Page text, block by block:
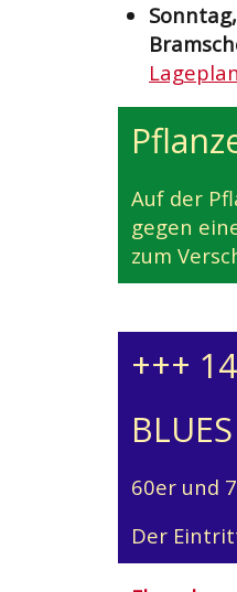
Auf der
gegen
zum
+++
60er und
Der